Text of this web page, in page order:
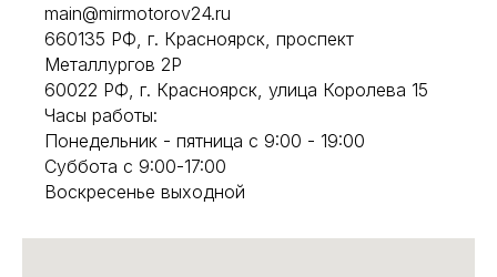
main@mirmotorov24.ru
660135 РФ, г. Красноярск, проспект
Металлургов 2Р
60022 РФ, г. Красноярск, улица Королева 15
Часы работы:
Понедельник - пятница с 9:00 - 19:00
Суббота с 9:00-17:00
Воскресенье выходной